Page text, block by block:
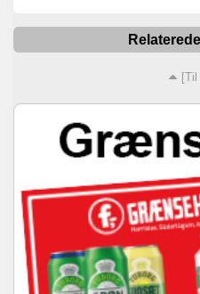
[Til